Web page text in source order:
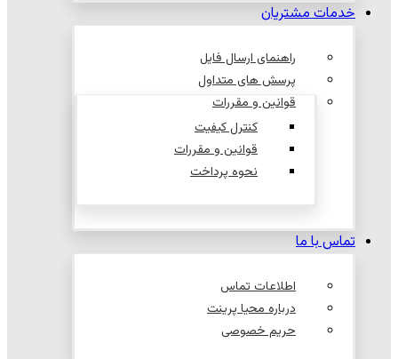
خدمات مشتریان
راهنمای ارسال فایل
پرسش های متداول
قوانین و مقررات
کنترل کیفیت
قوانین و مقررات
نحوه پرداخت
تماس با ما
اطلاعات تماس
درباره محیا پرینت
حریم خصوصی